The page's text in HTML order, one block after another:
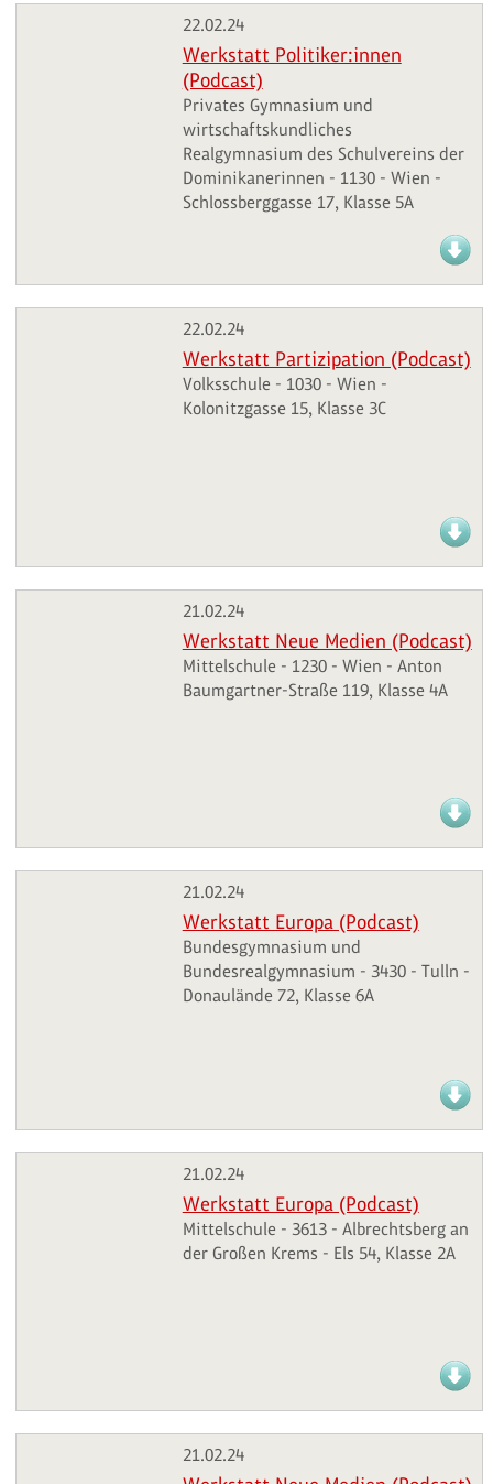
22.02.24
Werkstatt Politiker:innen
(Podcast)
Privates Gymnasium und
wirtschaftskundliches
Realgymnasium des Schulvereins der
Dominikanerinnen - 1130 - Wien -
Schlossberggasse 17, Klasse 5A
22.02.24
Werkstatt Partizipation (Podcast)
Volksschule - 1030 - Wien -
Kolonitzgasse 15, Klasse 3C
21.02.24
Werkstatt Neue Medien (Podcast)
Mittelschule - 1230 - Wien - Anton
Baumgartner-Straße 119, Klasse 4A
21.02.24
Werkstatt Europa (Podcast)
Bundesgymnasium und
Bundesrealgymnasium - 3430 - Tulln -
Donaulände 72, Klasse 6A
21.02.24
Werkstatt Europa (Podcast)
Mittelschule - 3613 - Albrechtsberg an
der Großen Krems - Els 54, Klasse 2A
21.02.24